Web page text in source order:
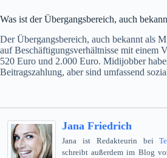
Was ist der Übergangsbereich, auch
Der Übergangsbereich, auch bekannt als
auf Beschäftigungsverhältnisse mit einem
520 Euro und 2.000 Euro. Midijobber
Beitragszahlung, aber sind umfassend
Jana Friedrich
Jana ist Redakteurin bei
schreibt außerdem im Blog